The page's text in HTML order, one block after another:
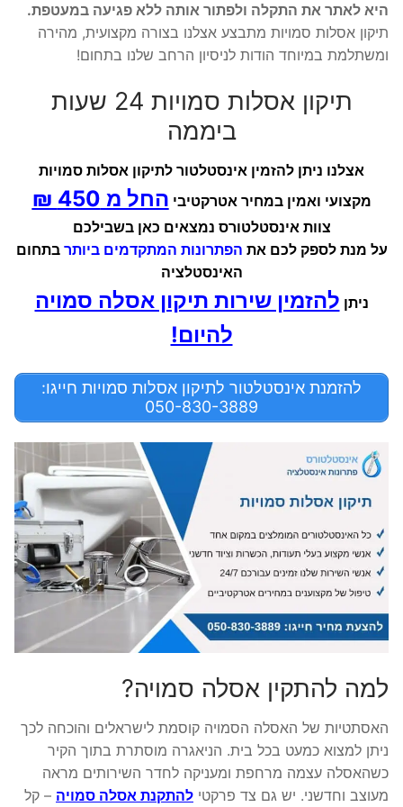
היא לאתר את התקלה ולפתור אותה ללא פגיעה במעטפת.
תיקון אסלות סמויות מתבצע אצלנו בצורה מקצועית, מהירה
ומשתלמת במיוחד הודות לניסיון הרחב שלנו בתחום!
תיקון אסלות סמויות 24 שעות
ביממה
אצלנו ניתן להזמין אינסטלטור לתיקון אסלות סמויות
מקצועי ואמין במחיר אטרקטיבי החל מ 450 ₪
צוות אינסטלטורס נמצאים כאן בשבילכם
על מנת לספק לכם את הפתרונות המתקדמים ביותר בתחום
האינסטלציה
ניתן להזמין שירות תיקון אסלה סמויה
להיום!
להזמנת אינסטלטור לתיקון אסלות סמויות חייגו:
050-830-3889
למה להתקין אסלה סמויה?
האסתטיות של האסלה הסמויה קוסמת לישראלים והוכחה לכך
ניתן למצוא כמעט בכל בית. הניאגרה מוסתרת בתוך הקיר
כשהאסלה עצמה מרחפת ומעניקה לחדר השירותים מראה
מעוצב וחדשני. יש גם צד פרקטי להתקנת אסלה סמויה – קל